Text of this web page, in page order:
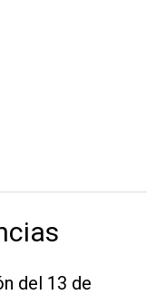
del 13 de